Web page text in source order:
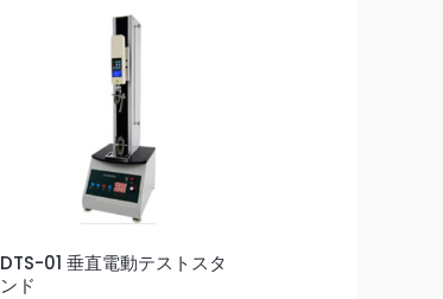
DTS-01 垂直電動テストスタ
ンド